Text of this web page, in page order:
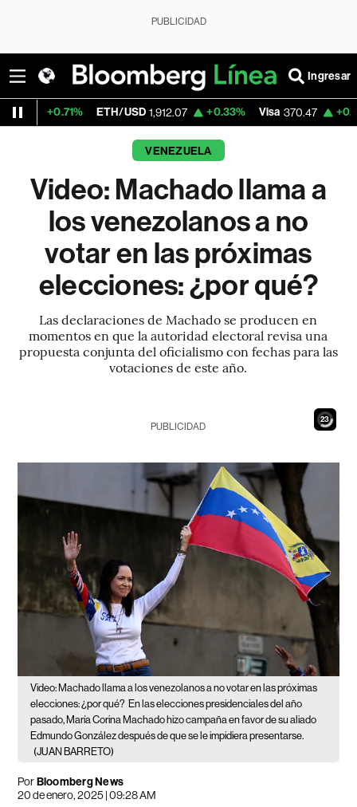
PUBLICIDAD
Ingresar
ETH/USD 1,912.07 +0.33% Visa 370.47 +0.52%
VENEZUELA
Video: Machado llama a
los venezolanos a no
votar en las próximas
elecciones: ¿por qué?
Las declaraciones de Machado se producen en
momentos en que la autoridad electoral revisa una
propuesta conjunta del oficialismo con fechas para las
votaciones de este año.
21
PUBLICIDAD
Video: Machado llama a los venezolanos a no votar en las próximas
elecciones: ¿por qué? En las elecciones presidenciales del año
pasado, María Corina Machado hizo campaña en favor de su aliado
Edmundo González después de que se le impidiera presentarse.
(JUAN BARRETO)
PorBloomberg News
20 de enero, 2025 | 09:28 AM